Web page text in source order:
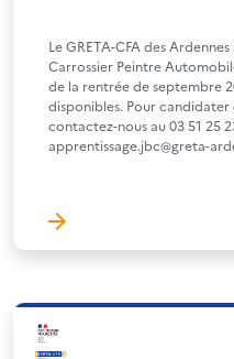
Le GRETA-CFA des
Carrossier Peintre
de la rentrée de septembre
disponibles. Pour
contactez-nous au 03 51 25
apprentissage.jbc@greta-